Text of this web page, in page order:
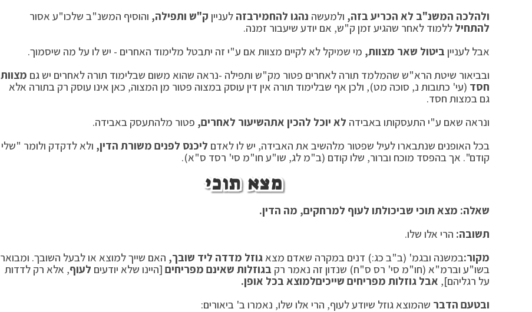
ולהלכה המשנ"ב לא הכריע בזה, ולמעשה נהגו להחמירבזה לעניין ק"ש ותפילה, והוסיף המשנ"ב שלכו"ע אסור
להתחיל ללמוד לאחר שהגיע זמן ק"ש, אם יודע שיעבור זמנה.
אבל לעניין ביטול שאר מצוות, מי שמיקל לא לקיים מצוות אם ע"י זה יתבטל מלימוד האחרים - יש לו על מה שיסמוך.
ובביאור שיטת הרא"ש שהמלמד תורה לאחרים פטור מק"ש ותפילה -נראה שהוא משום שבלימוד תורה לאחרים יש גם מצוות
חסד (עי' כתובות נ, סוכה מט), ולכן אף שבלימוד תורה אין דין עוסק במצוה פטור מן המצוה, כאן אינו עוסק רק בתורה אלא
גם במצות חסד.
ונראה שאם ע"י התעסקותו באבידה לא יוכל להכין אתהשיעור לאחרים, פטור מלהתעסק באבידה.
בכל האופנים שנתבארו לעיל שפטור מלהשיב את האבידה, יש לו לאדם ליכנס לפנים משורת הדין, ולא לדקדק ולומר "שלי
קודם". אך בהפסד מוכח וברור, שלו קודם (ב"מ לג, שו"ע חו"מ סי' רסד ס"א).
מצא תוכי
שאלה: מצא תוכי שביכולתו לעוף למרחקים, מה הדין.
תשובה: הרי אלו שלו.
מקור:במשנה ובגמ' (ב"ב כג:) דנים במקרה שאדם מצאגוזל מדדה ליד שובך, האם שייך למוצא או לבעל השובך. ומבואר
בשו"ע וברמ"א (חו"מ סי' רס ס"ח) שנדון זה נאמר רק בגוזלות שאינם מפריחים [היינו שלא יודעים לעוף, אלא רק לדדות
על רגליהם], אבל גוזלות מפריחים שייכיםלמוצא בכל אופן.
ובטעם הדבר שהמוצא גוזל שיודע לעוף, הרי אלו שלו, נאמרו ב' ביאורים: